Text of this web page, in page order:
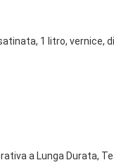
1 litro,
a Lunga Durata,